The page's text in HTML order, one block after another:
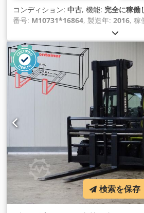
コンディション: 中古, 機能: 完全に稼働
番号: M10731*16864, 製造年: 2016, 稼
45,000 kg（キログラム）, 揚程:
ディーゼル, マスト型式:シンプレックス
出力:265 キロワット (360.30 馬力)
駆動方式:
検索を保存